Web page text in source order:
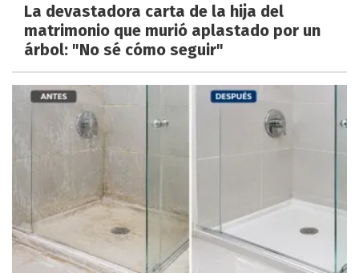
La devastadora carta de la hija del
matrimonio que murió aplastado por un
árbol: "No sé cómo seguir"